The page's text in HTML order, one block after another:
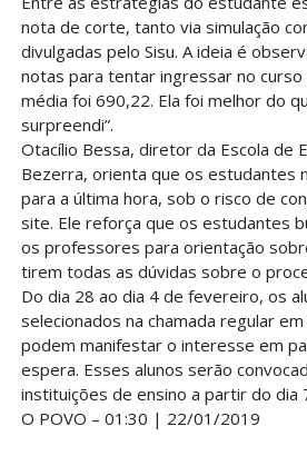
nota de corte, tanto via simulação
divulgadas pelo Sisu. A ideia é
notas para tentar ingressar no curso
média foi 690,22. Ela foi melhor do
surpreendi”.
Otacílio Bessa, diretor da Escola de
Bezerra, orienta que os estudantes
para a última hora, sob o risco de
site. Ele reforça que os estudantes
os professores para orientação
tirem todas as dúvidas sobre o
Do dia 28 ao dia 4 de fevereiro, os
selecionados na chamada regular
podem manifestar o interesse em
espera. Esses alunos serão
instituições de ensino a partir do dia
O POVO – 01:30 | 22/01/2019